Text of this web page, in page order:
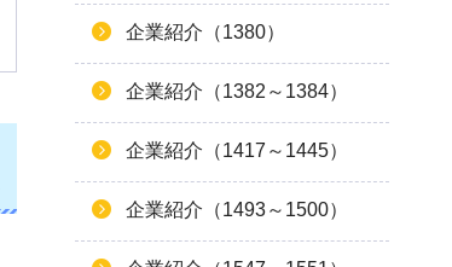
企業紹介（1380）
企業紹介（1382～1384）
企業紹介（1417～1445）
企業紹介（1493～1500）